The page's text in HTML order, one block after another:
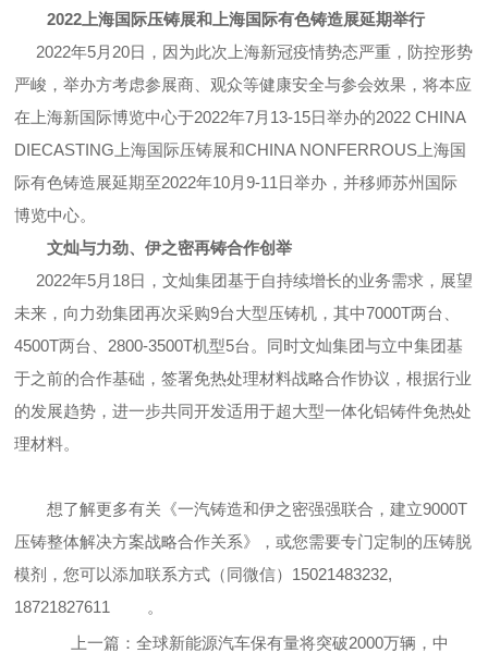
2022上海国际压铸展和上海国际有色铸造展延期举行
2022年5月20日，因为此次上海新冠疫情势态严重，防控形势
严峻，举办方考虑参展商、观众等健康安全与参会效果，将本应
在上海新国际博览中心于2022年7月13-15日举办的2022 CHINA
DIECASTING上海国际压铸展和CHINA NONFERROUS上海国
际有色铸造展延期至2022年10月9-11日举办，并移师苏州国际
博览中心。
文灿与力劲、伊之密再铸合作创举
2022年5月18日，文灿集团基于自持续增长的业务需求，展望
未来，向力劲集团再次采购9台大型压铸机，其中7000T两台、
4500T两台、2800-3500T机型5台。同时文灿集团与立中集团基
于之前的合作基础，签署免热处理材料战略合作协议，根据行业
的发展趋势，进一步共同开发适用于超大型一体化铝铸件免热处
理材料。
想了解更多有关《一汽铸造和伊之密强强联合，建立9000T
压铸整体解决方案战略合作关系》，或您需要专门定制的压铸脱
模剂，您可以添加联系方式（同微信） 15021483232,
18721827611
。
上一篇： 全球新能源汽车保有量将突破2000万辆，中